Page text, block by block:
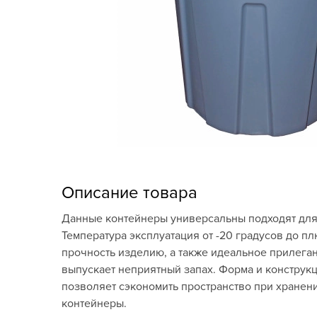
Комнатные горшечные
многолетники Весна
Новогодняя продукция
Отдых в саду, пикник
Подарочные карты
Описание товара
Данные контейнеры универсальны подходят
Температура эксплуатация от -20 градусов до
прочность изделию, а также идеальное
выпускает неприятный запах. Форма и
позволяет сэкономить пространство при
контейнеры.